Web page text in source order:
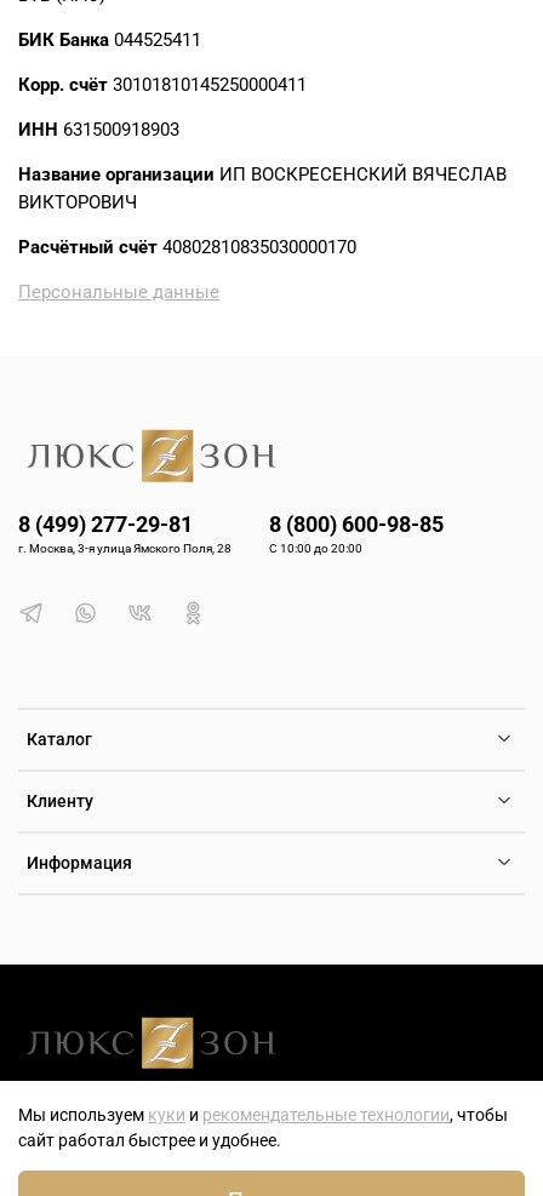
БИК Банка 044525411
Корр. счёт 30101810145250000411
ИНН 631500918903
Название организации ИП ВОСКРЕСЕНСКИЙ ВЯЧЕСЛАВ
ВИКТОРОВИЧ
Расчётный счёт 40802810835030000170
Персональные данные
Каталог
Клиенту
Информация
8 (499) 277-29-81
г. Москва, 3-я улица Ямского Поля, 28
8 (800) 600-98-85
С 10:00 до 20:00
Люксзон — генеральный розничный партнер компании ТБН-
Тайм — эксклюзивного дистрибьютора часов, ювелирных
Мы используем куки и рекомендательные технологии, чтобы
сайт работал быстрее и удобнее.